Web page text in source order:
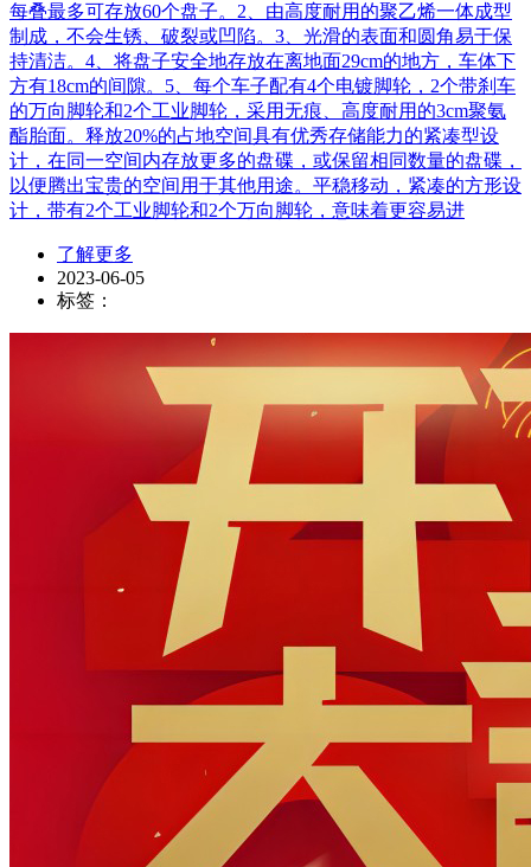
每叠最多可存放60个盘子。2、由高度耐用的聚乙烯一体成型
制成，不会生锈、破裂或凹陷。3、光滑的表面和圆角易于保
持清洁。4、将盘子安全地存放在离地面29cm的地方，车体下
方有18cm的间隙。5、每个车子配有4个电镀脚轮，2个带刹车
的万向脚轮和2个工业脚轮，采用无痕、高度耐用的3cm聚氨
酯胎面。释放20%的占地空间具有优秀存储能力的紧凑型设
计，在同一空间内存放更多的盘碟，或保留相同数量的盘碟，
以便腾出宝贵的空间用于其他用途。平稳移动，紧凑的方形设
计，带有2个工业脚轮和2个万向脚轮，意味着更容易进
了解更多
2023-06-05
标签：